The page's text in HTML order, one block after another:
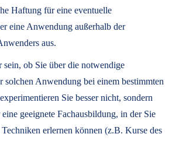
Haftung für eine eventuelle
eine Anwendung außerhalb der
aus.
sein, ob Sie über die notwendige
solchen Anwendung bei einem bestimmten
Sie besser nicht, sondern
geeignete Fachausbildung, in der Sie
Techniken erlernen können (z.B. Kurse des